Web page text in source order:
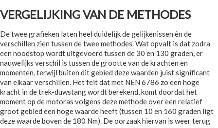
VERGELIJKING VAN DE METHODES
De twee grafieken laten heel duidelijk de gelijkenissen èn de
verschillen zien tussen de twee methodes. Wat opvalt is dat zodra
een noodstop wordt uitgevoerd tussen de 30 en 130 graden, er
nauwelijks verschil is tussen de grootte van de krachten en
momenten, terwijl buiten dit gebied deze waarden juist significant
van elkaar verschillen. Het feit dat met NEN 6786 zo een hoge
kracht in de trek-duwstang wordt berekend, komt doordat het
moment op de motoras volgens deze methode over een relatief
groot gebied een hoge waarde heeft (tussen 10 en 160 graden ligt
deze waarde boven de 180 Nm). De oorzaak hiervan is weer terug